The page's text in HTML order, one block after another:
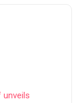
unveils